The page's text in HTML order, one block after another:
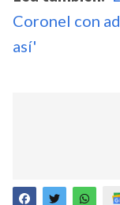
Coronel con
así'